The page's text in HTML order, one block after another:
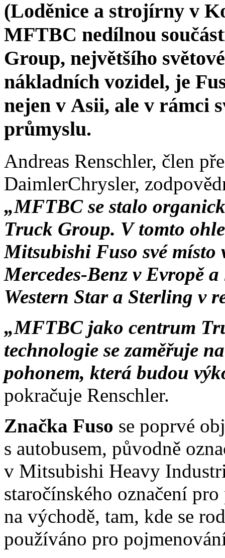
(Loděnice a strojírny v
MFTBC nedílnou
Group, největšího
nákladních vozidel, je
nejen v Asii, ale v rámci
průmyslu.
Andreas Renschler, člen
DaimlerChrysler,
„MFTBC se stalo
Truck Group. V tomto
Mitsubishi Fuso své místo
Mercedes-Benz v Evropě
Western Star a Sterling v
„MFTBC jako centrum
technologie se zaměřuje
pohonem, která budou
pokračuje Renschler.
Značka Fuso se poprvé
s autobusem, původně
v Mitsubishi Heavy
staročínského označení
na východě, tam, kde se
používáno pro